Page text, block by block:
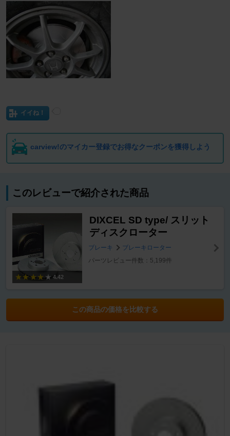
イイね！
carview!のマイカー登録でお得なクーポンを獲得しよう
このレビューで紹介された商品
4.42
DIXCEL SD type/ スリット
ディスクローター
ブレーキ
ブレーキローター
パーツレビュー件数：5,199件
この商品の価格を比較する